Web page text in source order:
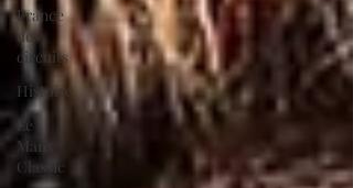
France
des
circuits
Histoire
Le
Mans
Classic